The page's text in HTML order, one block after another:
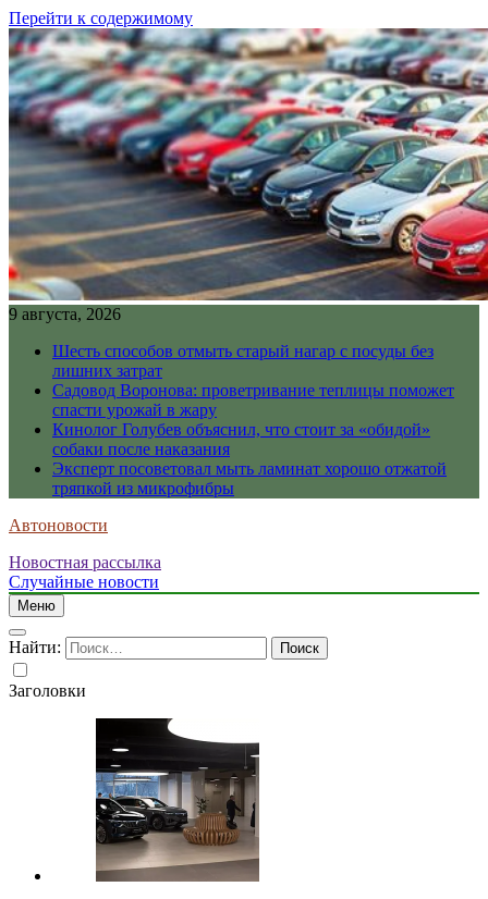
Перейти к содержимому
9 августа, 2026
Шесть способов отмыть старый нагар с посуды без
лишних затрат
Садовод Воронова: проветривание теплицы поможет
спасти урожай в жару
Кинолог Голубев объяснил, что стоит за «обидой»
собаки после наказания
Эксперт посоветовал мыть ламинат хорошо отжатой
тряпкой из микрофибры
Автоновости
Новостная рассылка
Случайные новости
Меню
Найти:
Заголовки